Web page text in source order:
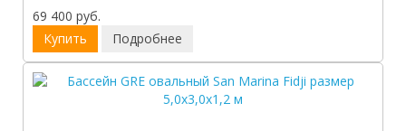
69 400 руб.
Купить
Подробнее